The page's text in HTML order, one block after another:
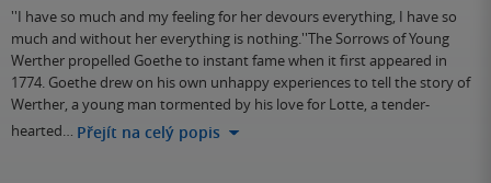
''I have so much and my feeling for her devours everything, I have so
much and without her everything is nothing.''The Sorrows of Young
Werther propelled Goethe to instant fame when it first appeared in
1774. Goethe drew on his own unhappy experiences to tell the story of
Werther, a young man tormented by his love for Lotte, a tender-
hearted… Přejít na celý popis